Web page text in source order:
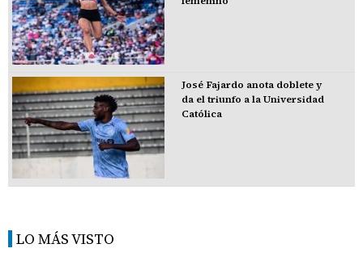
José Fajardo anota doblete y
da el triunfo a la Universidad
Católica
LO MÁS VISTO